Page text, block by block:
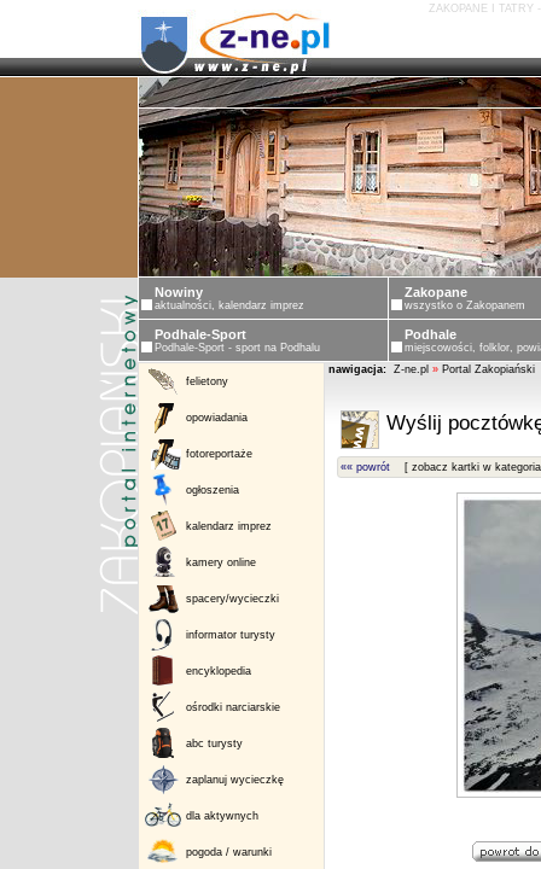
ZAKOPANE I TATRY
Nowiny
aktualności, kalendarz imprez
Zakopane
wszystko o Zakopanem
Podhale-Sport
Podhale-Sport - sport na Podhalu
Podhale
miejscowości, folklor,
felietony
opowiadania
fotoreportaże
ogłoszenia
kalendarz imprez
kamery online
spacery/wycieczki
informator turysty
encyklopedia
ośrodki narciarskie
abc turysty
zaplanuj wycieczkę
dla aktywnych
pogoda / warunki
nawigacja: Z-ne.pl » Portal Zakopiański
Wyślij
«« powrót [ zobacz kartki w